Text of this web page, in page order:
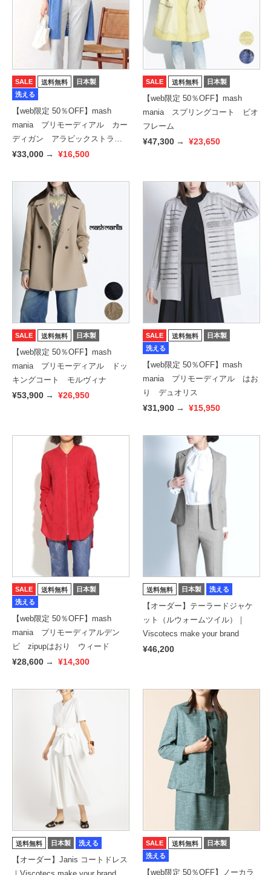
SALE 送料無料
日本製
洗える
【web限定 50％OFF】mash
mania プリモーディアル カー
ディガン アラビックストライ
プ
¥33,000 → ¥16,500
SALE 送料無料 日本製
【web限定 50％OFF】mash
mania スプリングコート ビオ
フレーム
¥47,300 → ¥23,650
SALE 送料無料 日本製
【web限定 50％OFF】mash
mania プリモーディアル ドッ
キングコート モルヴィナ
¥53,900 → ¥26,950
SALE 送料無料
日本製
洗える
【web限定 50％OFF】mash
mania プリモーディアル はお
り デュオリス
¥31,900 → ¥15,950
SALE 送料無料
日本製
洗える
【web限定 50％OFF】mash
mania プリモーディアルデン
ビ zipupはおり ウィード
¥28,600 → ¥14,300
送料無料 日本製 洗える
【オーダー】テーラードジャケ
ット（ルウォームツイル）｜
Viscotecs make your brand
¥46,200
送料無料 日本製 洗える
【オーダー】Janis コートドレス
SALE 送料無料
日本製
洗える
【web限定 50％OFF】ノーカラ